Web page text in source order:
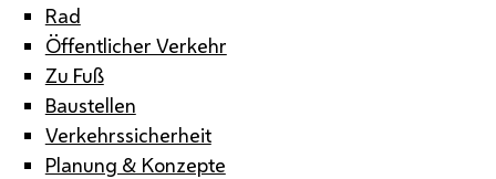
Rad
Öffentlicher Verkehr
Zu Fuß
Baustellen
Verkehrssicherheit
Planung & Konzepte